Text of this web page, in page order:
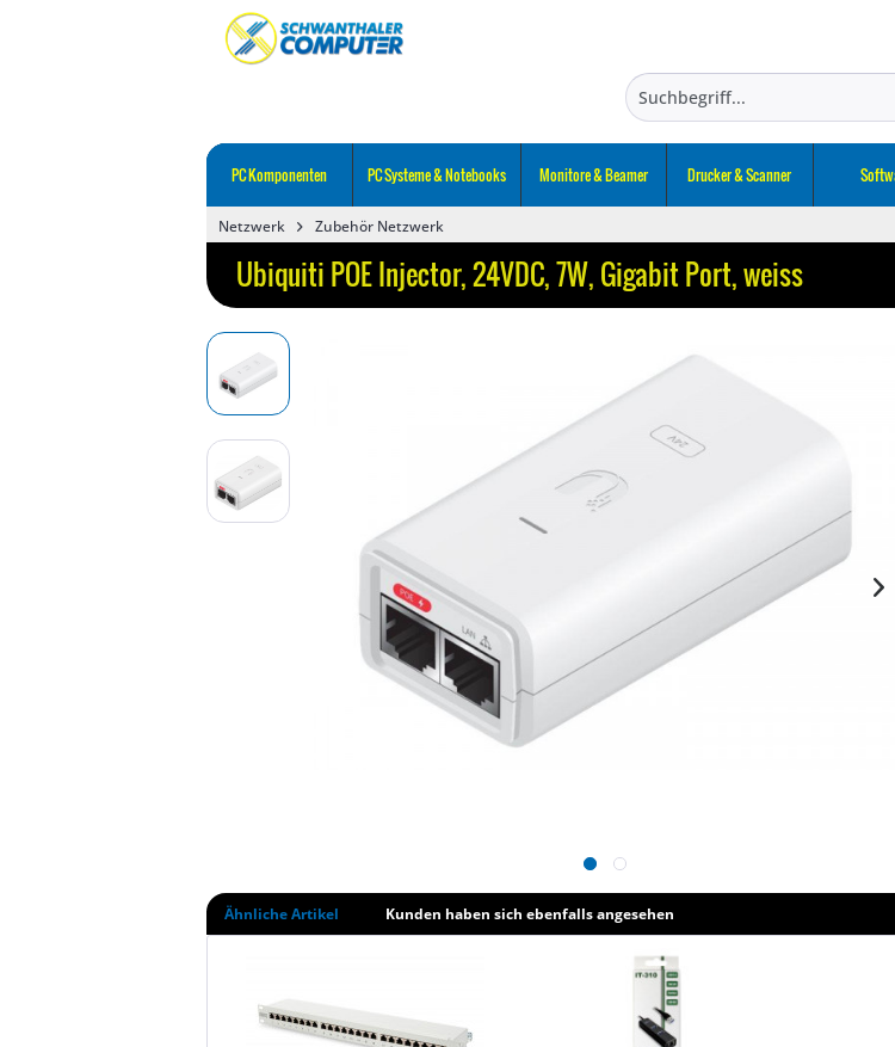
PC Komponenten PC Systeme & Notebooks Monitore & Beamer Drucker & Scanner
Netzwerk Zubehör Netzwerk
Ubiquiti POE Injector, 24VDC, 7W, Gigabit Port, weiss
Ähnliche Artikel Kunden haben sich ebenfalls angesehen